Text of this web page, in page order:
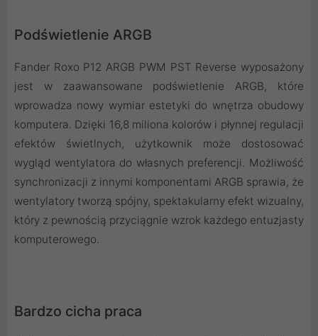
Podświetlenie ARGB
Fander Roxo P12 ARGB PWM PST Reverse wyposażony
jest w zaawansowane podświetlenie ARGB, które
wprowadza nowy wymiar estetyki do wnętrza obudowy
komputera. Dzięki 16,8 miliona kolorów i płynnej regulacji
efektów świetlnych, użytkownik może dostosować
wygląd wentylatora do własnych preferencji. Możliwość
synchronizacji z innymi komponentami ARGB sprawia, że
wentylatory tworzą spójny, spektakularny efekt wizualny,
który z pewnością przyciągnie wzrok każdego entuzjasty
komputerowego.
Bardzo cicha praca